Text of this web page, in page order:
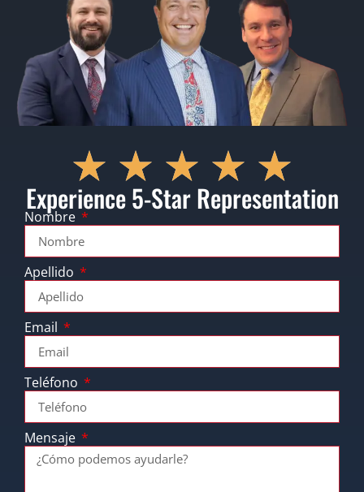
Experience 5-Star Representation
Nombre
Apellido
Email
Teléfono
Mensaje